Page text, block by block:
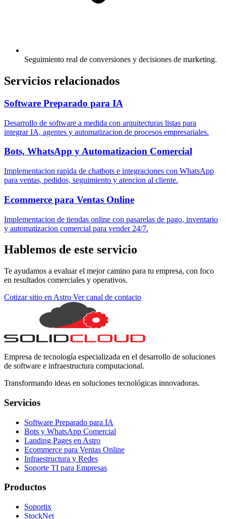
Seguimiento real de conversiones y decisiones de marketing.
Servicios relacionados
Software Preparado para IA
Desarrollo de software a medida con arquitecturas listas para
integrar IA, agentes y automatizacion de procesos empresariales.
Bots, WhatsApp y Automatizacion Comercial
Implementacion rapida de chatbots e integraciones con WhatsApp
para ventas, pedidos, seguimiento y atencion al cliente.
Ecommerce para Ventas Online
Implementacion de tiendas online con pasarelas de pago, inventario
y automatizacion comercial para vender 24/7.
Hablemos de este servicio
Te ayudamos a evaluar el mejor camino para tu empresa, con foco
en resultados comerciales y operativos.
Cotizar sitio en Astro Ver canal de contacto
Empresa de tecnología especializada en el desarrollo de soluciones
de software e infraestructura computacional.
Transformando ideas en soluciones tecnológicas innovadoras.
Servicios
Software Preparado para IA
Bots y WhatsApp Comercial
Landing Pages en Astro
Ecommerce para Ventas Online
Infraestructura y Redes
Soporte TI para Empresas
Productos
Soportix
StockNet